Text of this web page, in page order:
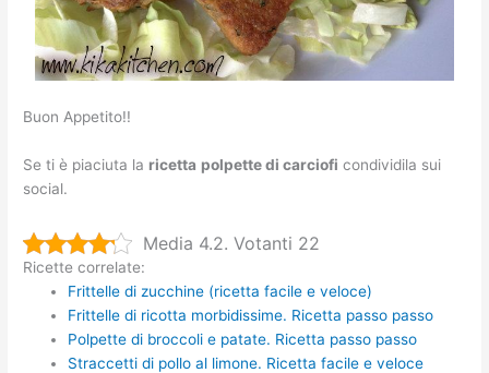
Buon Appetito!!
Se ti è piaciuta la ricetta polpette di carciofi condividila sui
social.
Media 4.2. Votanti 22
Ricette correlate:
Frittelle di zucchine (ricetta facile e veloce)
Frittelle di ricotta morbidissime. Ricetta passo passo
Polpette di broccoli e patate. Ricetta passo passo
Straccetti di pollo al limone. Ricetta facile e veloce